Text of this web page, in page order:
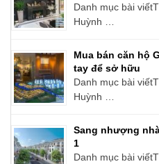
Danh mục bài
Huỳnh …
Mua bán căn hộ
tay để sở hữu
Danh mục bài
Huỳnh …
Sang nhượng
1
Danh mục bài